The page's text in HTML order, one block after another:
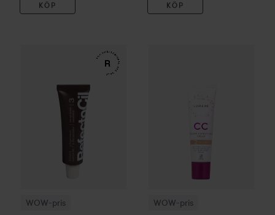
KÖP KÖP
WOW-pris
RefectoCilEyelash & Eyebrow Tint
WOW-pris